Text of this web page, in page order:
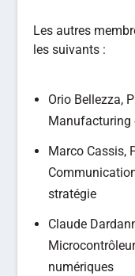
Les autres
les suivants :
Orio Bellezza,
Manufacturing
Marco Cassis,
stratégie
Claude
numériques